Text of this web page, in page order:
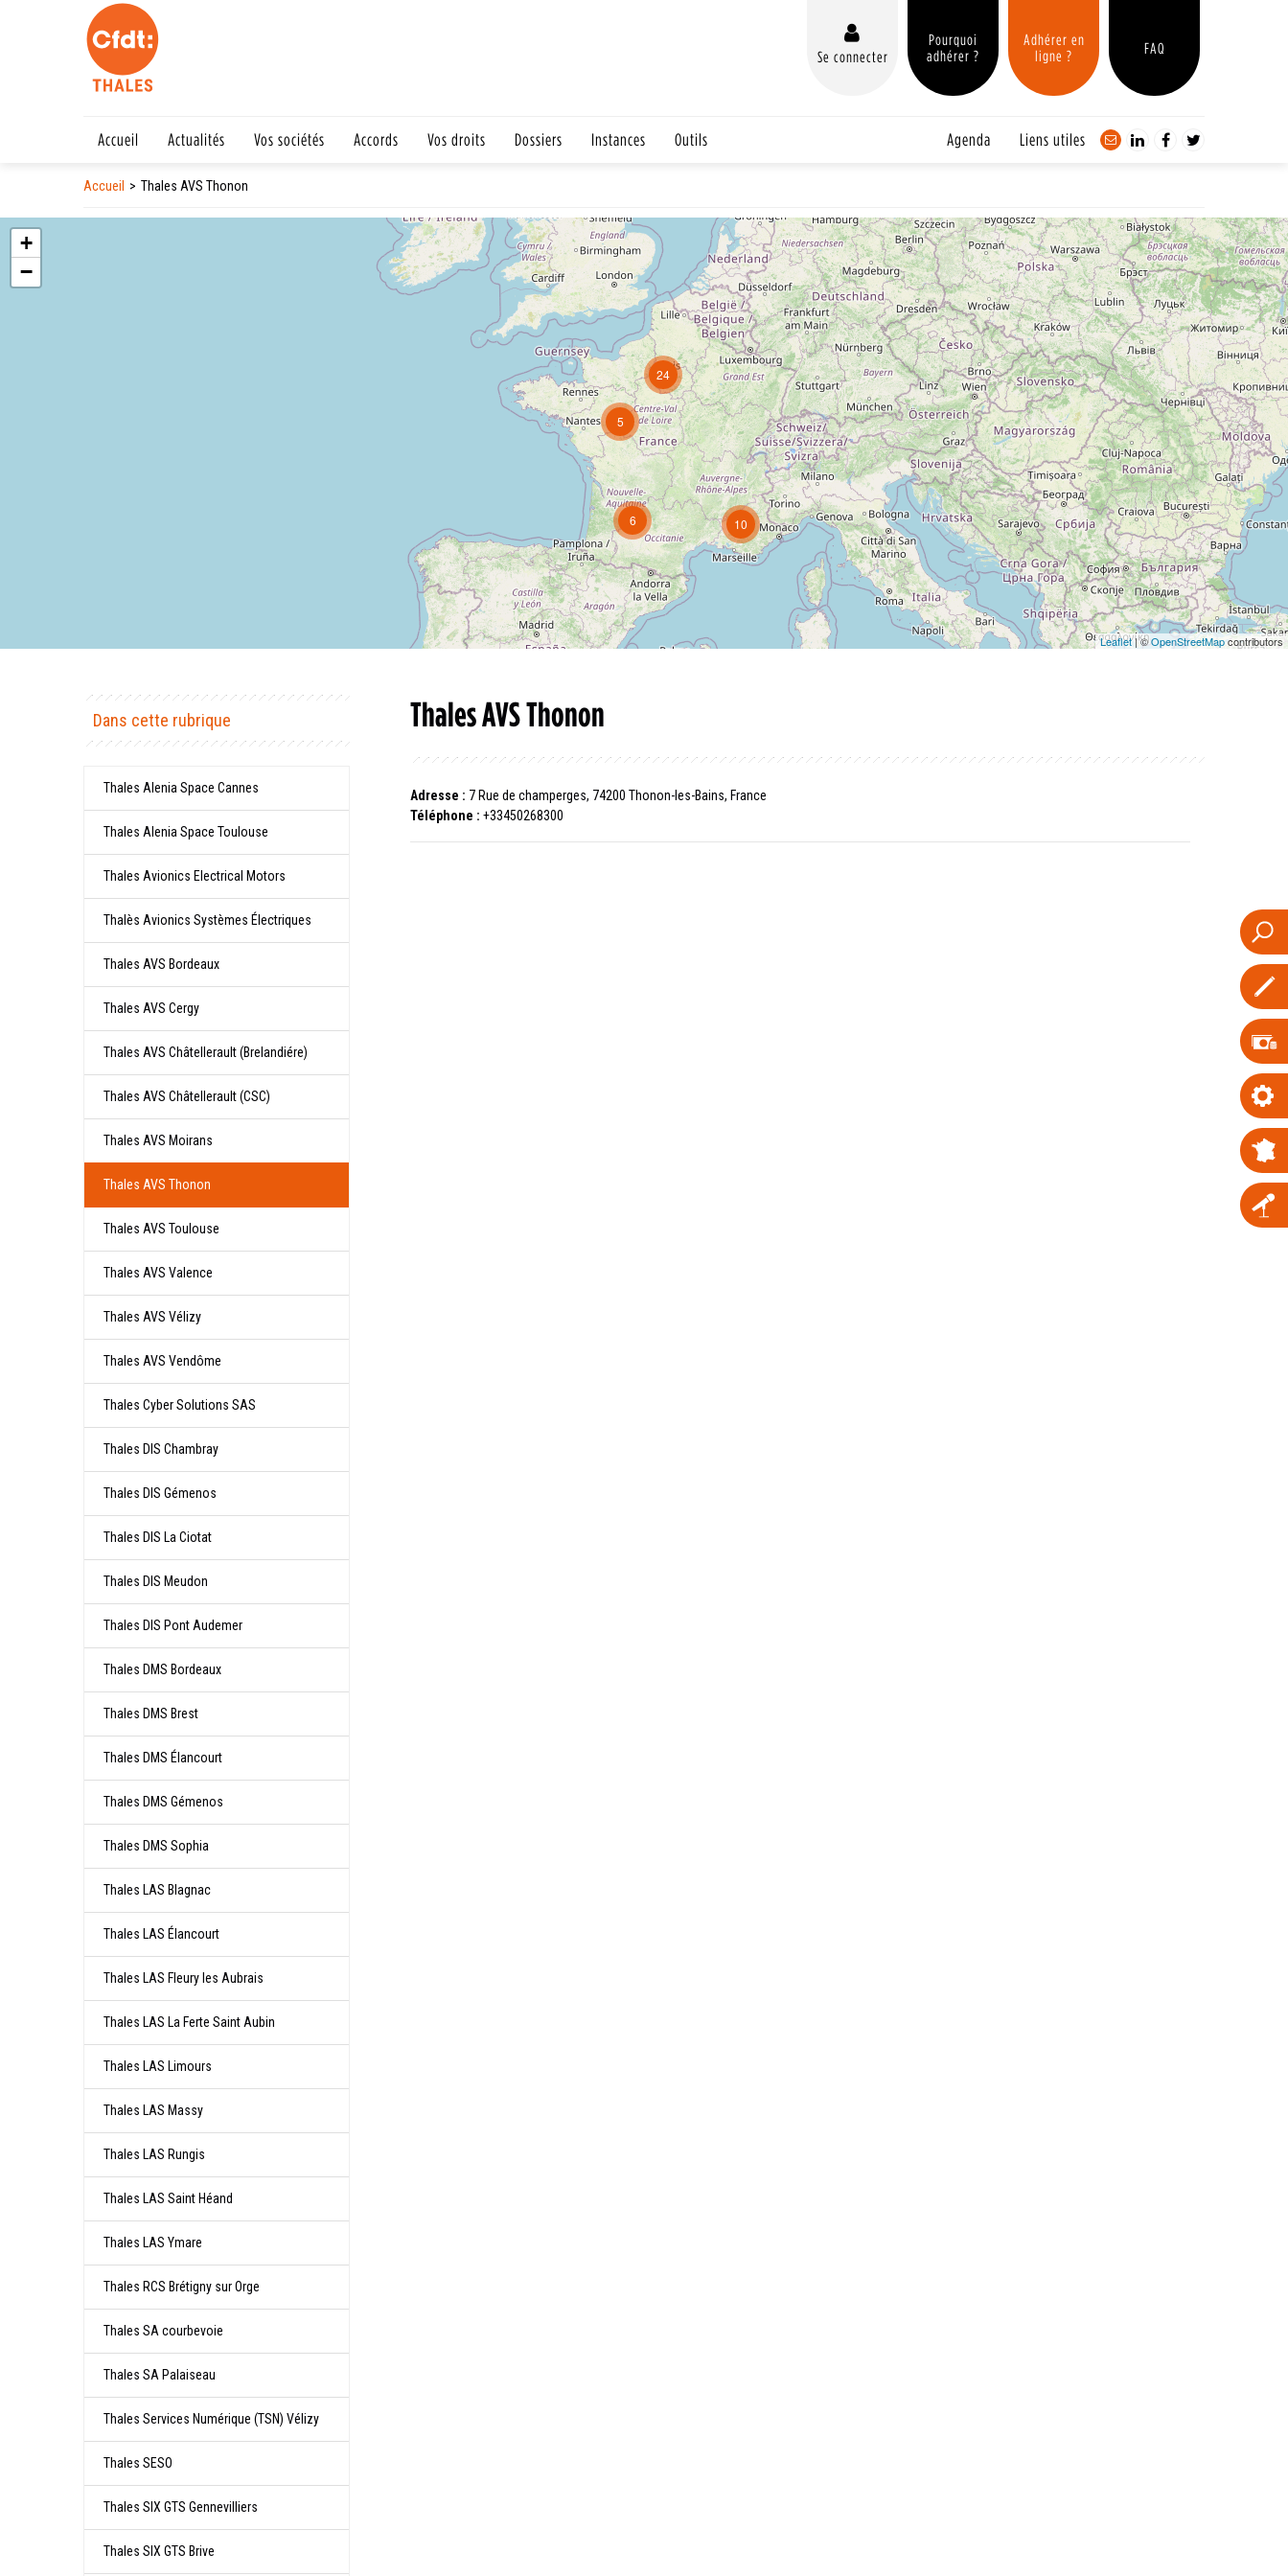
Se connecter
Pourquoi
adhérer ?
Adhérer en
ligne ?
FAQ
Accueil Actualités Vos sociétés Accords Vos droits Dossiers Instances Outils Agenda Liens utiles
Accueil Thales AVS Thonon
5
24
10
6
+
−
Leaflet| ©OpenStreetMapcontributors
Dans cette rubrique
Thales Alenia Space Cannes
Thales Alenia Space Toulouse
Thales Avionics Electrical Motors
Thalès Avionics Systèmes Électriques
Thales AVS Bordeaux
Thales AVS Cergy
Thales AVS Châtellerault (Brelandiére)
Thales AVS Châtellerault (CSC)
Thales AVS Moirans
Thales AVS Thonon
Thales AVS Toulouse
Thales AVS Valence
Thales AVS Vélizy
Thales AVS Vendôme
Thales Cyber Solutions SAS
Thales DIS Chambray
Thales DIS Gémenos
Thales DIS La Ciotat
Thales DIS Meudon
Thales DIS Pont Audemer
Thales DMS Bordeaux
Thales DMS Brest
Thales DMS Élancourt
Thales DMS Gémenos
Thales DMS Sophia
Thales LAS Blagnac
Thales LAS Élancourt
Thales LAS Fleury les Aubrais
Thales LAS La Ferte Saint Aubin
Thales LAS Limours
Thales LAS Massy
Thales LAS Rungis
Thales LAS Saint Héand
Thales LAS Ymare
Thales RCS Brétigny sur Orge
Thales SA courbevoie
Thales SA Palaiseau
Thales Services Numérique (TSN) Vélizy
Thales SESO
Thales SIX GTS Gennevilliers
Thales SIX GTS Brive
Thales AVS Thonon
Adresse : 7 Rue de champerges, 74200 Thonon-les-Bains, France
Téléphone : +33450268300